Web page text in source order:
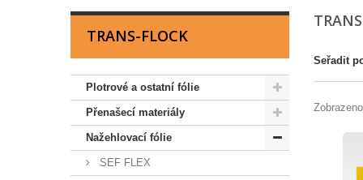
TRANS-FLOCK
Plotrové a ostatní fólie
Přenašecí materiály
Nažehlovací fólie
SEF FLEX
Seřadit